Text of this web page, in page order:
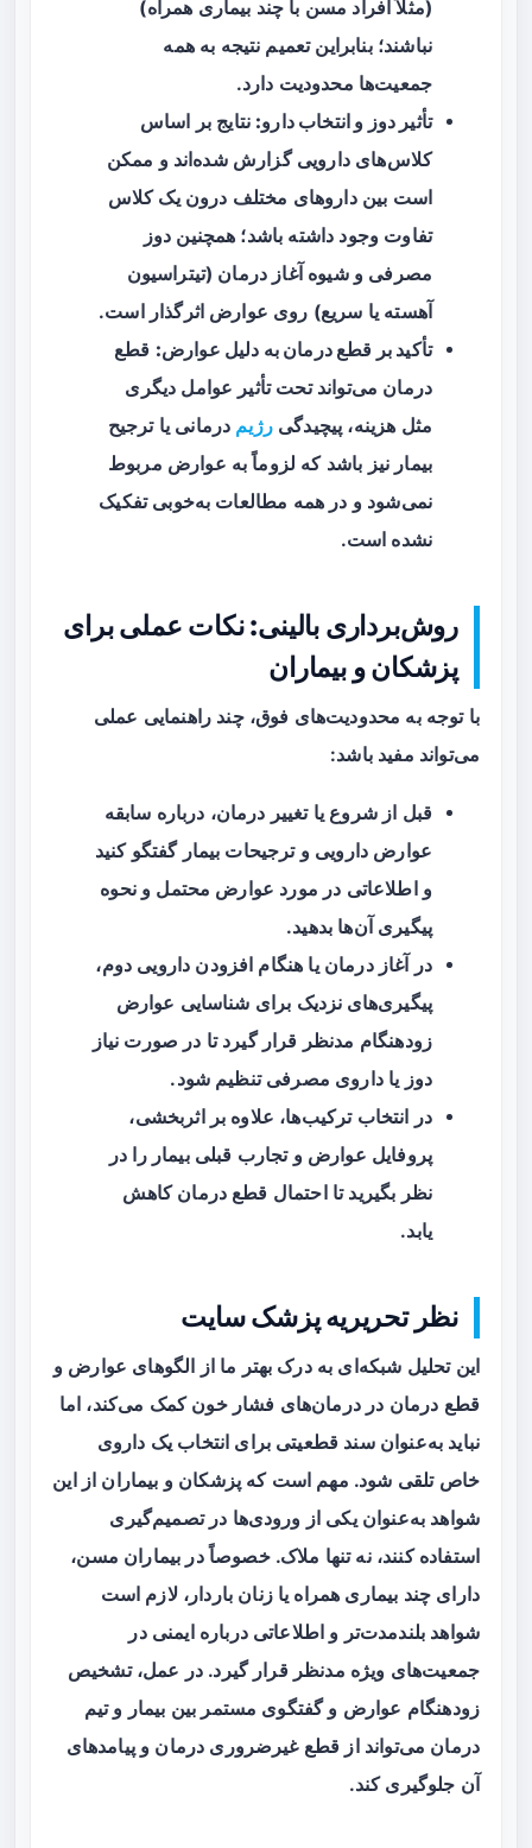
(مثلاً افراد مسن با چند بیماری همراه)
نباشند؛ بنابراین تعمیم نتیجه به همه
جمعیت‌ها محدودیت دارد.
تأثیر دوز و انتخاب دارو: نتایج بر اساس
کلاس‌های دارویی گزارش شده‌اند و ممکن
است بین داروهای مختلف درون یک کلاس
تفاوت وجود داشته باشد؛ همچنین دوز
مصرفی و شیوه آغاز درمان (تیتراسیون
آهسته یا سریع) روی عوارض اثرگذار است.
تأکید بر قطع درمان به دلیل عوارض: قطع
درمان می‌تواند تحت تأثیر عوامل دیگری
مثل هزینه، پیچیدگیرژیم درمانی یا ترجیح
بیمار نیز باشد که لزوماً به عوارض مربوط
نمی‌شود و در همه مطالعات به‌خوبی تفکیک
نشده است.
روش‌برداری بالینی: نکات عملی برای
پزشکان و بیماران
با توجه به محدودیت‌های فوق، چند راهنمایی عملی
می‌تواند مفید باشد:
قبل از شروع یا تغییر درمان، درباره سابقه
عوارض دارویی و ترجیحات بیمار گفتگو کنید
و اطلاعاتی در مورد عوارض محتمل و نحوه
پیگیری آن‌ها بدهید.
در آغاز درمان یا هنگام افزودن دارویی دوم،
پیگیری‌های نزدیک برای شناسایی عوارض
زودهنگام مدنظر قرار گیرد تا در صورت نیاز
دوز یا داروی مصرفی تنظیم شود.
در انتخاب ترکیب‌ها، علاوه بر اثربخشی،
پروفایل عوارض و تجارب قبلی بیمار را در
نظر بگیرید تا احتمال قطع درمان کاهش
یابد.
نظر تحریریه پزشک سایت
این تحلیل شبکه‌ای به درک بهتر ما از الگوهای عوارض و
قطع درمان در درمان‌های فشار خون کمک می‌کند، اما
نباید به‌عنوان سند قطعیتی برای انتخاب یک داروی
خاص تلقی شود. مهم است که پزشکان و بیماران از این
شواهد به‌عنوان یکی از ورودی‌ها در تصمیم‌گیری
استفاده کنند، نه تنها ملاک. خصوصاً در بیماران مسن،
دارای چند بیماری همراه یا زنان باردار، لازم است
شواهد بلندمدت‌تر و اطلاعاتی درباره ایمنی در
جمعیت‌های ویژه مدنظر قرار گیرد. در عمل، تشخیص
زودهنگام عوارض و گفتگوی مستمر بین بیمار و تیم
درمان می‌تواند از قطع غیرضروری درمان و پیامدهای
آن جلوگیری کند.